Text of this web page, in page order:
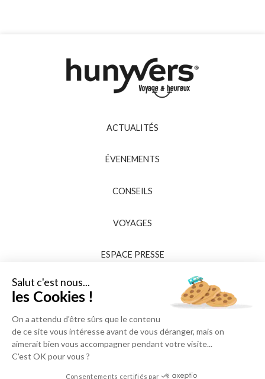
ACTUALITÉS
ÉVENEMENTS
CONSEILS
VOYAGES
ESPACE PRESSE
Salut c'est nous...
les Cookies !
On a attendu d'être sûrs que le contenu
de ce site vous intéresse avant de vous déranger, mais on
aimerait bien vous accompagner pendant votre visite...
C'est OK pour vous ?
Consentements certifiés par